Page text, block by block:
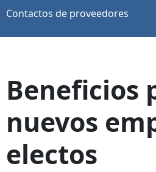
Contactos de proveedores
Beneficios
nuevos
electos